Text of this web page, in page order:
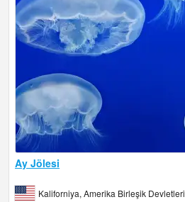
Ay Jölesi
Kaliforniya, Amerika Birleşik Devletleri